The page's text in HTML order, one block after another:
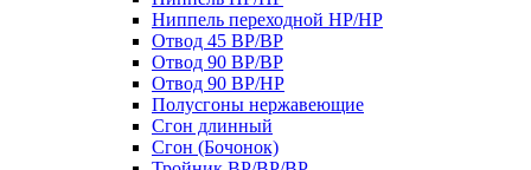
Ниппель переходной НР/НР
Отвод 45 ВР/ВР
Отвод 90 ВР/ВР
Отвод 90 ВР/НР
Полусгоны нержавеющие
Сгон длинный
Сгон (Бочонок)